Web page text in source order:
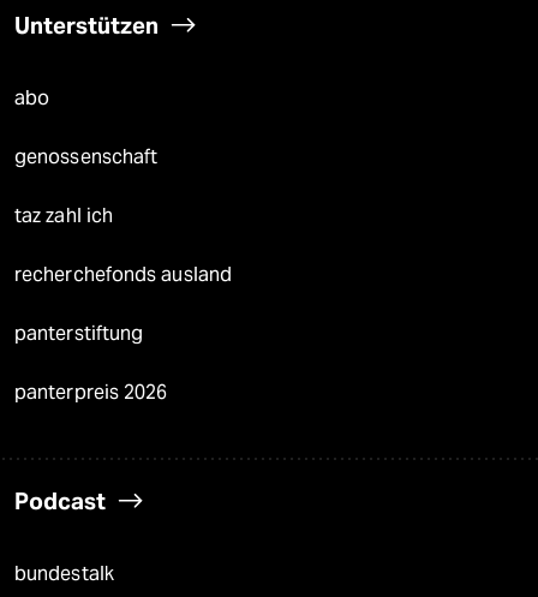
Unterstützen
abo
genossenschaft
taz zahl ich
recherchefonds ausland
panterstiftung
panterpreis 2026
Podcast
bundestalk